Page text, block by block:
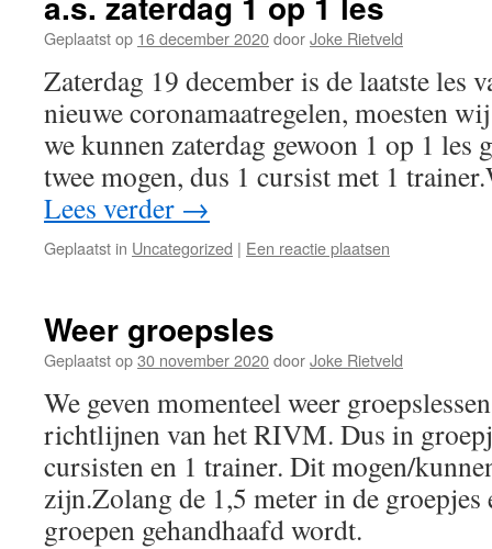
Geplaatst op 16 december 2020doorJoke Rietveld
Zaterdag 19 december is de laatste les
nieuwe coronamaatregelen, moesten
we kunnen zaterdag gewoon 1 op 1 les
twee mogen, dus 1 cursist met 1
Lees verder →
Geplaatst in Uncategorized | Een reactie plaatsen
Weer groepsles
Geplaatst op30 november 2020doorJoke Rietveld
We geven momenteel weer
richtlijnen van het RIVM. Dus in
cursisten en 1 trainer. Dit mogen/
zijn.Zolang de 1,5 meter in de groepjes
groepen gehandhaafd wordt.